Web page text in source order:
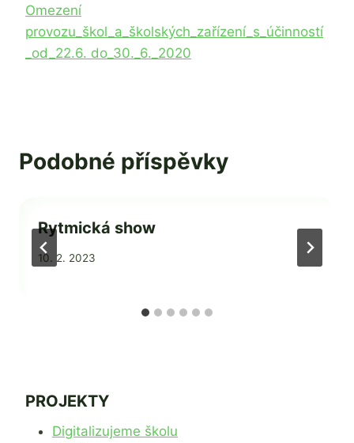
Omezení
provozu_škol_a_školských_zařízení_s_účinností
_od_22.6. do_30._6._2020
Podobné příspěvky
Rytmická show
Od
10. 2. 2023
PROJEKTY
Digitalizujeme školu